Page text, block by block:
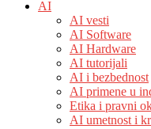
AI
AI vesti
AI Software
AI Hardware
AI tutorijali
AI i bezbednost
AI primene u
Etika i pravni
AI umetnost i